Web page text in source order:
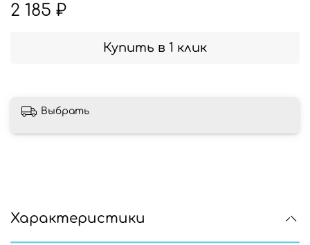
2 185 ₽
Купить в 1 клик
Выбрать
Характеристики